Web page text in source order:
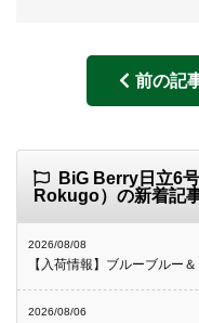
前の記
BiG Berry日立6
Rokugo）の新着記
2026/08/08
【入荷情報】ブルーブルー
2026/08/06